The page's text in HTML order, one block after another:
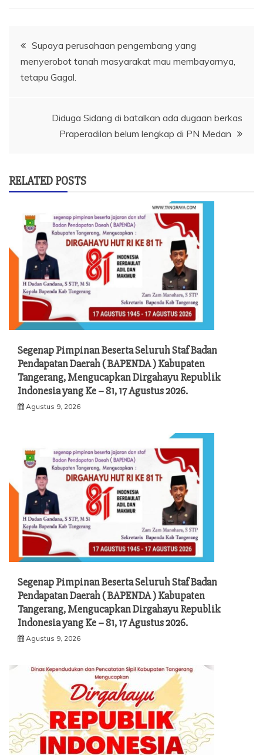
Navigasi
pos
Supaya perusahaan pengembang yang
menyerobot tanah masyarakat mau membayarnya,
tetapu Gagal.
Diduga Sidang di batalkan ada dugaan berkas
Praperadilan belum lengkap di PN Medan
RELATED POSTS
Segenap Pimpinan Beserta Seluruh Staf Badan
Pendapatan Daerah ( BAPENDA ) Kabupaten
Tangerang, Mengucapkan Dirgahayu Republik
Indonesia yang Ke – 81, 17 Agustus 2026.
Agustus 9, 2026
Segenap Pimpinan Beserta Seluruh Staf Badan
Pendapatan Daerah ( BAPENDA ) Kabupaten
Tangerang, Mengucapkan Dirgahayu Republik
Indonesia yang Ke – 81, 17 Agustus 2026.
Agustus 9, 2026